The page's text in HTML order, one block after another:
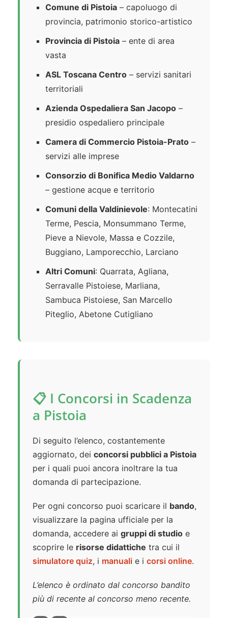
Comune di Pistoia – capoluogo di
provincia, patrimonio storico-artistico
Provincia di Pistoia – ente di area
vasta
ASL Toscana Centro – servizi sanitari
territoriali
Azienda Ospedaliera San Jacopo –
presidio ospedaliero principale
Camera di Commercio Pistoia-Prato –
servizi alle imprese
Consorzio di Bonifica Medio Valdarno
– gestione acque e territorio
Comuni della Valdinievole: Montecatini
Terme, Pescia, Monsummano Terme,
Pieve a Nievole, Massa e Cozzile,
Buggiano, Lamporecchio, Larciano
Altri Comuni: Quarrata, Agliana,
Serravalle Pistoiese, Marliana,
Sambuca Pistoiese, San Marcello
Piteglio, Abetone Cutigliano
📋 I Concorsi in Scadenza
a Pistoia
Di seguito l’elenco, costantemente
aggiornato, dei concorsi pubblici a Pistoia
per i quali puoi ancora inoltrare la tua
domanda di partecipazione.
Per ogni concorso puoi scaricare il bando,
visualizzare la pagina ufficiale per la
domanda, accedere ai gruppi di studio e
scoprire le risorse didattiche tra cui il
simulatore quiz, i manuali e i corsi online.
L’elenco è ordinato dal concorso bandito
più di recente al concorso meno recente.